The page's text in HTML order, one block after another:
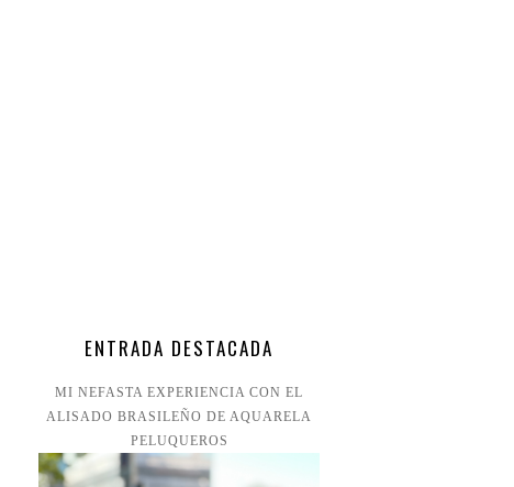
ENTRADA DESTACADA
MI NEFASTA EXPERIENCIA CON EL
ALISADO BRASILEÑO DE AQUARELA
PELUQUEROS